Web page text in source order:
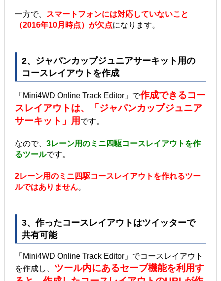
一方で、
スマートフォンには対応していないこと
（2016年10月時点）が欠点になります。
2、ジャパンカップジュニアサーキット用の
コースレイアウトを作成
「Mini4WD Online Track Editor」で作成できるコー
スレイアウトは、「ジャパンカップジュニア
サーキット」用 です。
なので、 3レーン用のミニ四駆コースレイアウトを作
るツールです。
2レーン用のミニ四駆コースレイアウトを作れるツー
ルではありません。
3、作ったコースレイアウトはツイッターで
共有可能
「Mini4WD Online Track Editor」でコースレイアウト
を作成し、 ツール内にあるセーブ機能を利用す